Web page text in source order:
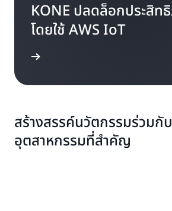
KONE ปลดล็อกประสิท
โดยใช้ AWS IoT
สร้างสรรค์นวัตกรรมร่วมกั
อุตสาหกรรมที่สำคัญ